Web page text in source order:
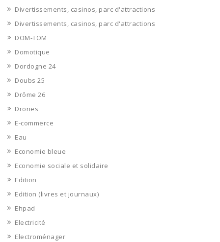
Divertissements, casinos, parc d'attractions
Divertissements, casinos, parc d'attractions
DOM-TOM
Domotique
Dordogne 24
Doubs 25
Drôme 26
Drones
E-commerce
Eau
Economie bleue
Economie sociale et solidaire
Edition
Edition (livres et journaux)
Ehpad
Electricité
Electroménager